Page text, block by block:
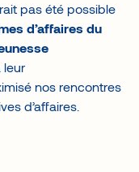
pas été possible
d’affaires du
leur
nos rencontres
d’affaires.